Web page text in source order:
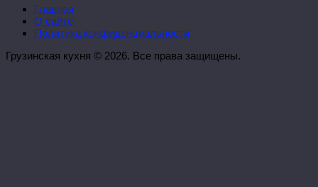
Главная
О сайте
Политика конфиденциальности
Грузинская кухня © 2026. Все права защищены.